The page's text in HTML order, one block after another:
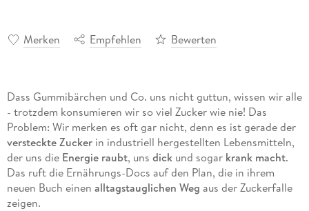
Merken Empfehlen Bewerten
Dass Gummibärchen und Co. uns nicht guttun, wissen wir alle
- trotzdem konsumieren wir so viel Zucker wie nie! Das
Problem: Wir merken es oft gar nicht, denn es ist gerade der
versteckte Zucker in industriell hergestellten Lebensmitteln,
der uns dieEnergie raubt, uns dick und sogarkrank macht.
Das ruft die Ernährungs-Docs auf den Plan, die in ihrem
neuen Buch einen alltagstauglichen Weg aus der Zuckerfalle
zeigen.